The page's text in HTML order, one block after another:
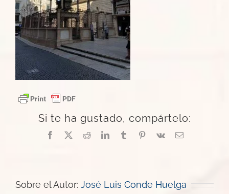
Si te ha gustado, compártelo:
Facebook
X RedditLinkedInTumblrPinterest
Vk
Correo
Sobre el Autor: José Luis Conde Huelga